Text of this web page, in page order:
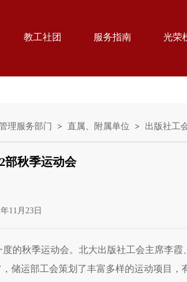
教工社团 服务指南 光荣
理服务部门 > 直属、附属单位 > 出版社工
部秋季运动会
11月23日
的秋季运动会。北大出版社工会主席李霞
储运部工会策划了丰富多样的运动项目，